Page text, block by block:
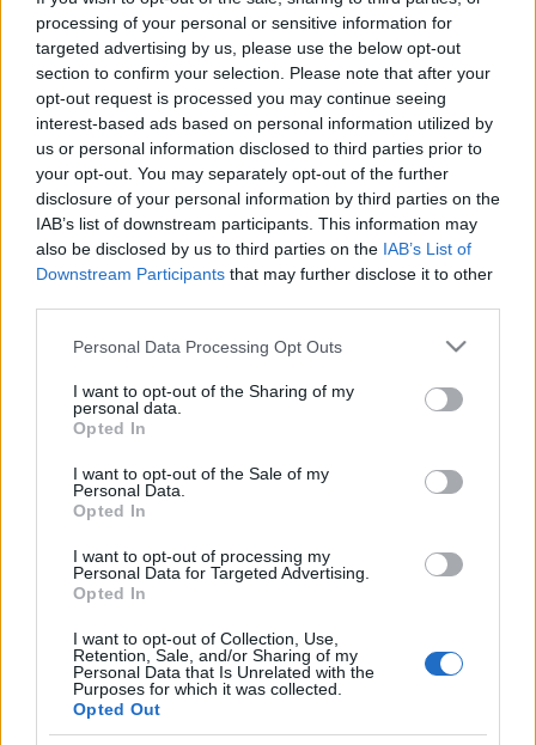
processing of your personal or sensitive information for
targeted advertising by us, please use the below opt-out
section to confirm your selection. Please note that after your
opt-out request is processed you may continue seeing
interest-based ads based on personal information utilized by
us or personal information disclosed to third parties prior to
your opt-out. You may separately opt-out of the further
disclosure of your personal information by third parties on the
IAB’s list of downstream participants. This information may
also be disclosed by us to third parties on the IAB’s List of
Downstream Participants that may further disclose it to other
Please note that this website/app uses one or more Google
not limited to your visit or usage behaviour. You may click to
grant or deny consent to Google and its third-party tags to
use your data for below specified purposes in below Google
consent section.
Personal Data Processing Opt Outs
I want to opt-out of the Sharing of my
personal data.
Opted In
I want to opt-out of the Sale of my
Personal Data.
Opted In
I want to opt-out of processing my
Personal Data for Targeted Advertising.
Opted In
I want to opt-out of Collection, Use,
Retention, Sale, and/or Sharing of my
Personal Data that Is Unrelated with the
Purposes for which it was collected.
Opted Out
Kóger Dániel a meccs legjobbja
F. Kapus•2012. március 07.
A South Carolina Stingrays a Trenton Titanst fogadta
az ECHL keddi játéknapján. A kétezer néző
legnagyobb örömére magabiztos 4-2-s hazai siker
született, már 4-0 is volt az állás. A 26-os számmal
játszó Kóger Dániel egy gólt lőtt és egy gólpasszt
adott a meccses, +1-gyel zárt,…
Légiósaink rájátszás előtt és után
F. Kapus •2012. február 22.
Szuper Levente vezetésével rangadót nyert
idegenben az Arisztan Temirtau. A kazah
bajnokságban a második helyen álló Szariarka
Karaganda otthonában 2-1-re győzött a negyedik
helyezett, Szuper 33 lövésből csak egy gólt kapott, ez
97%-os teljesítmény, az öt mérkőzés alapján…
kovacsistvan•2012. február 11.
Svájcban csapatonként már csak négy-öt mérkőzés